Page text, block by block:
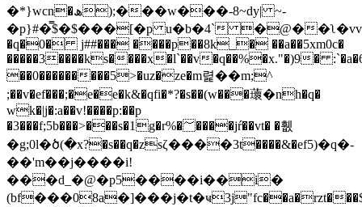
�*}wcn�ھ);���w���-8~dy| ~-
�p}#�̿$�$���[�p u�b�4` �@�
�q�0� j##��� ����p��8k_� ��a��5xm0c�
�����3����ks����x�l`��v�q��%�x."�)9�
��0���������5>�uz�ze�m렱 ��m;^
;��v�ef���;�e�e�k&�qfi�*?�s��(w���蘾�nh�q�
wk�|j�:a��v!����p:��p
�3���f;5b���>���s�1g�r%�؅����jŕ��vt� �휎
�g;0l�ծ(�x?�s��q�zsζ����3t����&�ef5)�q�-
��'m��j����i!
���d_�@�p5����i��i�